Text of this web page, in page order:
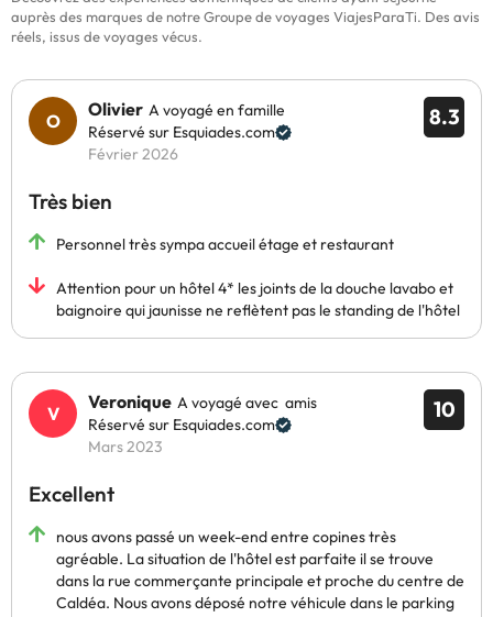
auprès des marques de notre Groupe de voyages ViajesParaTi. Des avis
réels, issus de voyages vécus.
8.3
Olivier A voyagé en famille
Réservé sur Esquiades.com
Février 2026
Très bien
Personnel très sympa accueil étage et restaurant
Attention pour un hôtel 4* les joints de la douche lavabo et
baignoire qui jaunisse ne reflètent pas le standing de l'hôtel
10
Veronique A voyagé avec amis
Réservé sur Esquiades.com
Mars 2023
Excellent
nous avons passé un week-end entre copines très
agréable. La situation de l'hôtel est parfaite il se trouve
dans la rue commerçante principale et proche du centre de
Caldéa. Nous avons déposé notre véhicule dans le parking